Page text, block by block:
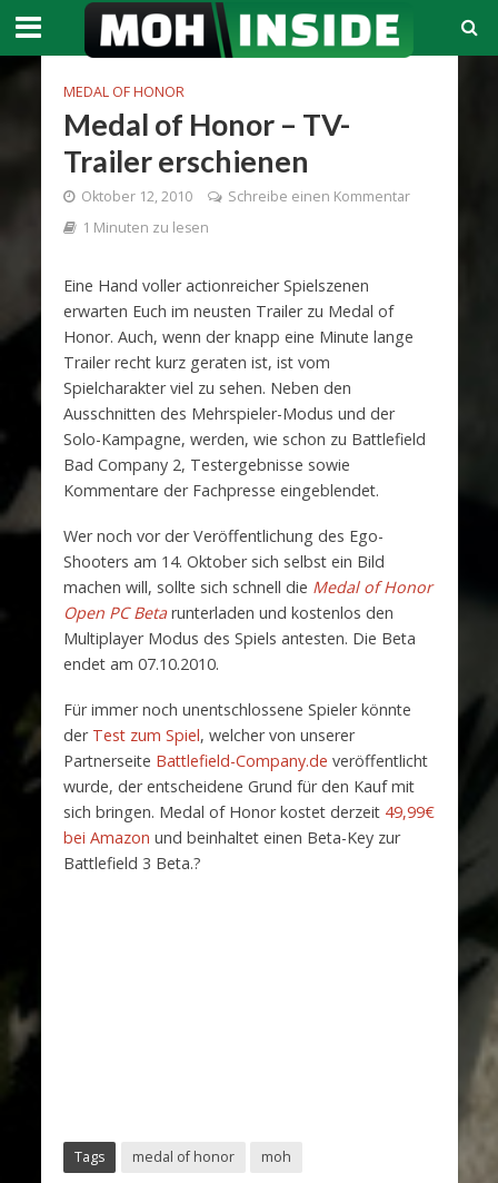
MEDAL OF HONOR
Medal of Honor – TV-
Trailer erschienen
Oktober 12, 2010
Schreibe einen Kommentar
1 Minuten zu lesen
Eine Hand voller actionreicher Spielszenen
erwarten Euch im neusten Trailer zu Medal of
Honor. Auch, wenn der knapp eine Minute lange
Trailer recht kurz geraten ist, ist vom
Spielcharakter viel zu sehen. Neben den
Ausschnitten des Mehrspieler-Modus und der
Solo-Kampagne, werden, wie schon zu Battlefield
Bad Company 2, Testergebnisse sowie
Kommentare der Fachpresse eingeblendet.
Wer noch vor der Veröffentlichung des Ego-
Shooters am 14. Oktober sich selbst ein Bild
machen will, sollte sich schnell die Medal of Honor
Open PC Betarunterladen und kostenlos den
Multiplayer Modus des Spiels antesten. Die Beta
endet am 07.10.2010.
Für immer noch unentschlossene Spieler könnte
der Test zum Spiel, welcher von unserer
Partnerseite Battlefield-Company.de veröffentlicht
wurde, der entscheidene Grund für den Kauf mit
sich bringen. Medal of Honor kostet derzeit 49,99€
bei Amazon und beinhaltet einen Beta-Key zur
Battlefield 3 Beta.?
Tags medal of honor moh